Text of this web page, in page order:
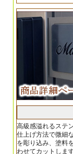
高級感溢れるステ
仕上げ方法で微細
を彫り込み、塗料
わせてカットしま